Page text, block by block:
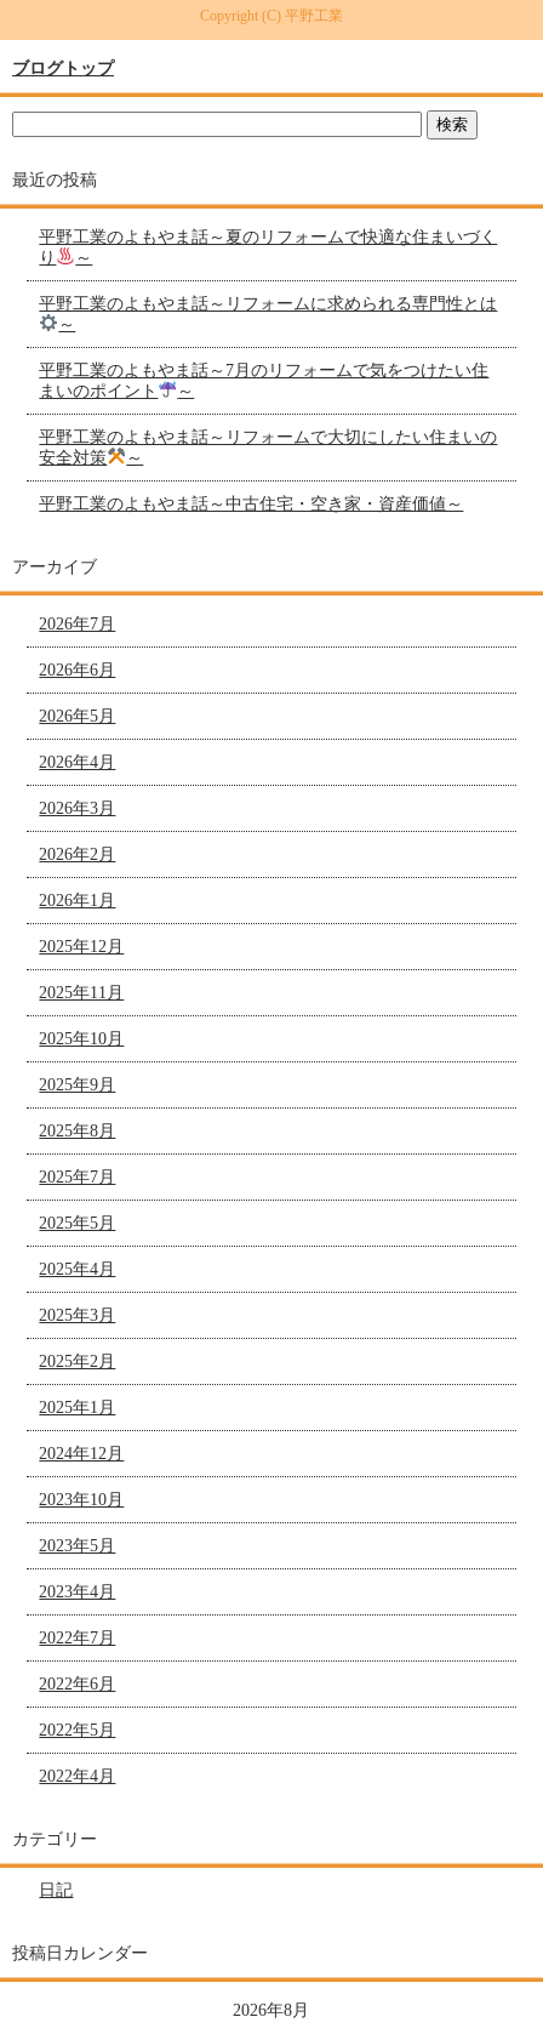
Copyright (C) 平野工業
ブログトップ
最近の投稿
平野工業のよもやま話～夏のリフォームで快適な住まいづく
り
～
平野工業のよもやま話～リフォームに求められる専門性とは
～
平野工業のよもやま話～7月のリフォームで気をつけたい住
まいのポイント
～
平野工業のよもやま話～リフォームで大切にしたい住まいの
安全対策
～
平野工業のよもやま話～中古住宅・空き家・資産価値～
アーカイブ
2026年7月
2026年6月
2026年5月
2026年4月
2026年3月
2026年2月
2026年1月
2025年12月
2025年11月
2025年10月
2025年9月
2025年8月
2025年7月
2025年5月
2025年4月
2025年3月
2025年2月
2025年1月
2024年12月
2023年10月
2023年5月
2023年4月
2022年7月
2022年6月
2022年5月
2022年4月
カテゴリー
日記
投稿日カレンダー
2026年8月